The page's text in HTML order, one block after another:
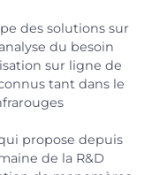
des solutions sur
du besoin
sur ligne de
tant dans le
propose depuis
de la R&D